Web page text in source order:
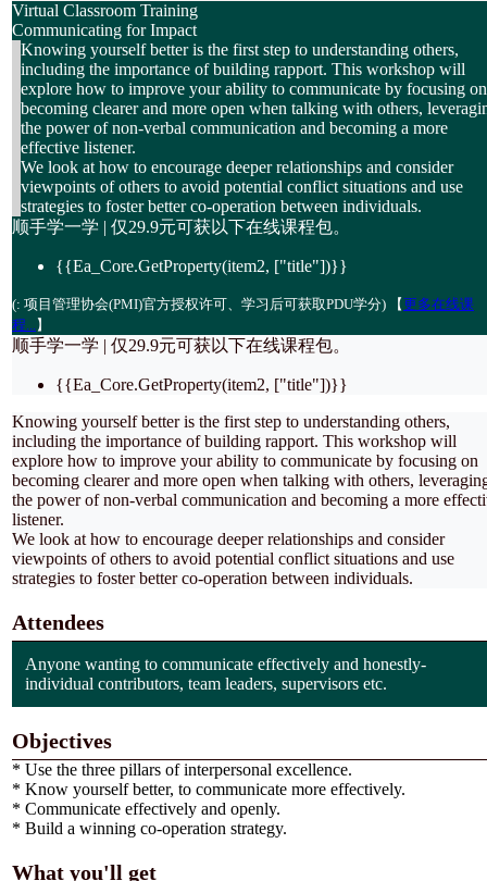
Virtual Classroom Training
Communicating for Impact
Knowing yourself better is the first step to understanding others,
including the importance of building rapport. This workshop will
explore how to improve your ability to communicate by focusing on
becoming clearer and more open when talking with others,
the power of non-verbal communication and becoming a more
effective listener.
We look at how to encourage deeper relationships and consider
viewpoints of others to avoid potential conflict situations and use
strategies to foster better co-operation between individuals.
顺手学一学 | 仅29.9元可获以下在线课程包。
{{Ea_Core.GetProperty(item2, ["title"])}}
(: 项目管理协会(PMI)官方授权许可、学习后可获取PDU学分) 【更多在线课
程...】
顺手学一学 | 仅29.9元可获以下在线课程包。
{{Ea_Core.GetProperty(item2, ["title"])}}
Knowing yourself better is the first step to understanding others,
including the importance of building rapport. This workshop will
explore how to improve your ability to communicate by focusing on
becoming clearer and more open when talking with others,
the power of non-verbal communication and becoming a more
listener.
We look at how to encourage deeper relationships and consider
viewpoints of others to avoid potential conflict situations and use
strategies to foster better co-operation between individuals.
Attendees
Anyone wanting to communicate effectively and honestly-
individual contributors, team leaders, supervisors etc.
Objectives
* Use the three pillars of interpersonal excellence.
* Know yourself better, to communicate more effectively.
* Communicate effectively and openly.
* Build a winning co-operation strategy.
What you'll get